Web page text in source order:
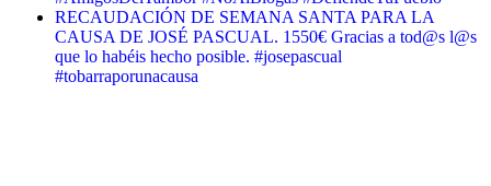
RECAUDACIÓN DE SEMANA SANTA PARA LA
CAUSA DE JOSÉ PASCUAL. 1550€ Gracias a tod@s l@s
que lo habéis hecho posible. #josepascual
#tobarraporunacausa